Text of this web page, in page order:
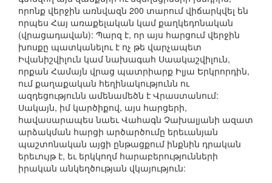
որոնք վերջին առնվազն 200 տարում վիճարկվել են
որպես Հայ առաքելական կամ քաղկեդոնական
(վրացադավան): Պարզ է, որ այս հարցում վերջին
խոսքը պատկանելու է ոչ թե վարչապետ
Իվանիշվիլուն կամ նախագահ Սաակաշվիլուն,
որքան Համայն վրաց պատրիարք Իլյա Երկրորդին,
ում քաղաքական հեղինակությունն ու
ազդեցությունն ամենամեծն է Վրաստանում:
Սակայն, իմ կարծիքով, այս հարցերի,
հավասարապես նաեւ Վահագն Չախալյանի ազատ
արձակման հարցի արծարծումը երեւանյան
պաշտոնական այցի ընթացքում ինքնին դրական
երեւույթ է, եւ երկկողմ հարաբերությունների
իրական անկեղծության վկայություն: